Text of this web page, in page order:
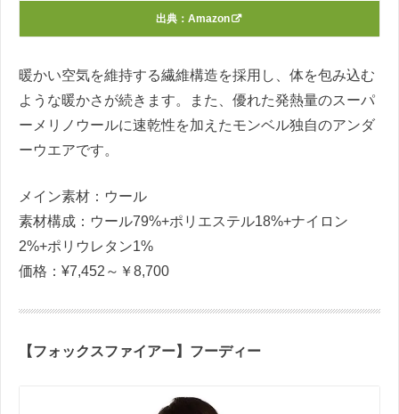
出典： Amazon
暖かい空気を維持する繊維構造を採用し、体を包み込む
ような暖かさが続きます。また、優れた発熱量のスーパ
ーメリノウールに速乾性を加えたモンベル独自のアンダ
ーウエアです。
メイン素材：ウール
素材構成： ウール79%+ポリエステル18%+ナイロン
2%+ポリウレタン1%
価格：¥7,452～￥8,700
【フォックスファイアー】フーディー